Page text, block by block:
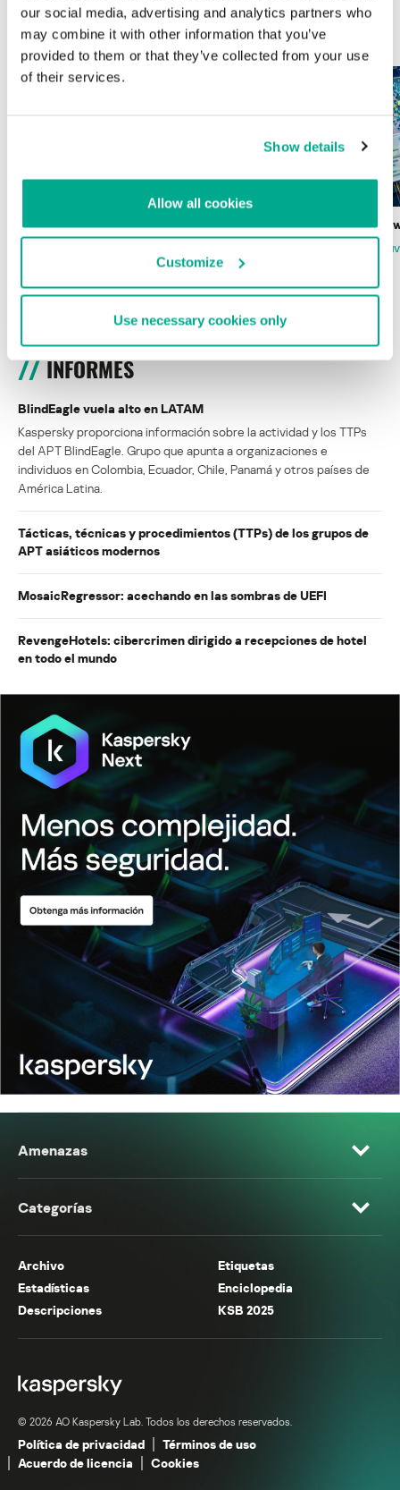
our social media, advertising and analytics partners who
may combine it with other information that you’ve
provided to them or that they’ve collected from your use
of their services.
Show details
Allow all cookies
Customize
Use necessary cookies only
ÚLTIMAS PUBLICACIONES
Wardriving en México: preparativos para
la Copa Mundial de Fútbol 2026
Estado del
MARC
INFORMES
BlindEagle vuela alto en LATAM
Kaspersky proporciona información sobre la actividad y los TTPs
del APT BlindEagle. Grupo que apunta a organizaciones e
individuos en Colombia, Ecuador, Chile, Panamá y otros países de
América Latina.
Tácticas, técnicas y procedimientos (TTPs) de los grupos de
APT asiáticos modernos
MosaicRegressor: acechando en las sombras de UEFI
RevengeHotels: cibercrimen dirigido a recepciones de hotel
en todo el mundo
Amenazas
Categorías
Archivo
Etiquetas
Estadísticas
Enciclopedia
Descripciones
KSB 2025
© 2026 AO Kaspersky Lab. Todos los derechos reservados.
Política de privacidad
Términos de uso
Acuerdo de licencia
Cookies